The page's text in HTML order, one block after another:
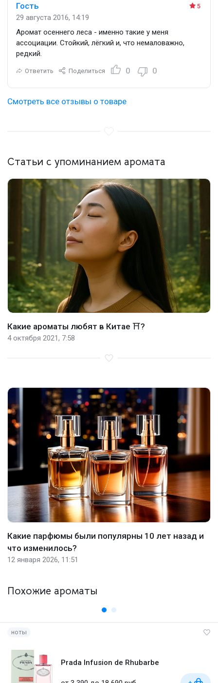
5
Гость
29 августа 2016, 14:19
Аромат осеннего леса - именно такие у меня
ассоциации. Стойкий, лёгкий и, что немаловажно,
редкий.
Ответить Поделиться 0 0
Смотреть все отзывы о товаре
Статьи с упоминанием аромата
Какие ароматы любят в Китае ⛩️?
4 октября 2021, 7:58
Какие парфюмы были популярны 10 лет назад и
что изменилось?
12 января 2026, 11:51
Похожие ароматы
ноты
Prada Infusion de Rhubarbe